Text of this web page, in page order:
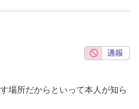
場所だからといって本人が知ら